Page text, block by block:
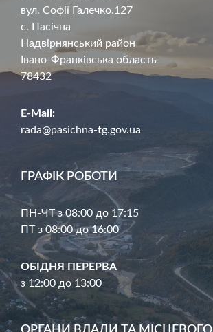
вул. Софії Галечко.127
с. Пасічна
Надвірнянський район
Івано-Франківська область
78432
E-Mail:
rada@pasichna-tg.gov.ua
ГРАФІК РОБОТИ
ПН-ЧТ з 08:00 до 17:15
ПТ з 08:00 до 16:00
ОБІДНЯ ПЕРЕРВА
з 12:00 до 13:00